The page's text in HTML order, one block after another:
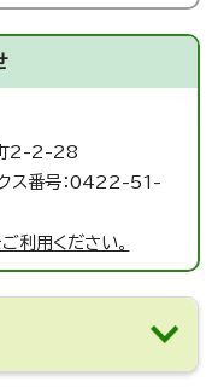
2-2-28
ス番号：0422-51-
利用ください。